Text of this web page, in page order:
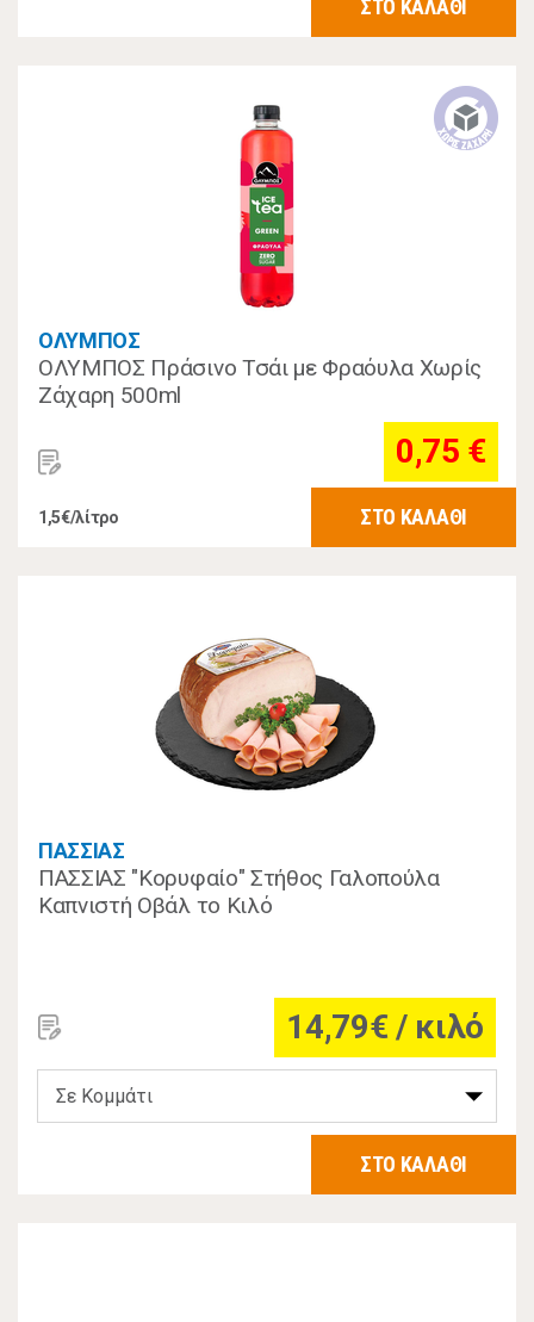
ΣΤΟ ΚΑΛΑΘΙ
ΟΛΥΜΠΟΣ
ΟΛΥΜΠΟΣ Πράσινο Τσάι με Φραόυλα Χωρίς
Ζάχαρη 500ml
0,75 €
1,5€/λίτρο ΣΤΟ ΚΑΛΑΘΙ
ΠΑΣΣΙΑΣ
ΠΑΣΣΙΑΣ "Κορυφαίο" Στήθος Γαλοπούλα
Καπνιστή Οβάλ το Κιλό
14,79€ / κιλό
ΣΤΟ ΚΑΛΑΘΙ